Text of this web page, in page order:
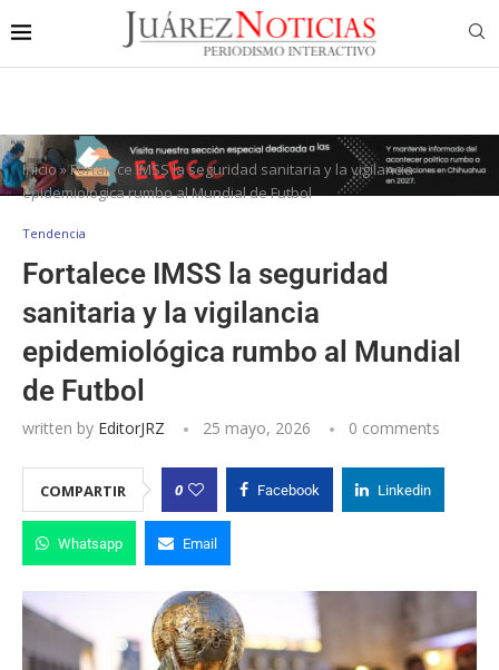
Inicio»Fortalece IMSS la seguridad sanitaria y la vigilancia
epidemiológica rumbo al Mundial de Futbol
Tendencia
Fortalece IMSS la seguridad
sanitaria y la vigilancia
epidemiológica rumbo al Mundial
de Futbol
written by EditorJRZ 25 mayo, 2026 0 comments
COMPARTIR 0 Facebook Linkedin
Whatsapp Email